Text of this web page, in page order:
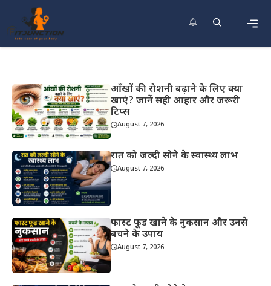
content
आँखों की रोशनी बढ़ाने के लिए क्या
खाएं? जानें सही आहार और जरूरी
टिप्स
August 7, 2026
रात को जल्दी सोने के स्वास्थ्य लाभ
August 7, 2026
फास्ट फूड खाने के नुकसान और उनसे
बचने के उपाय
August 7, 2026